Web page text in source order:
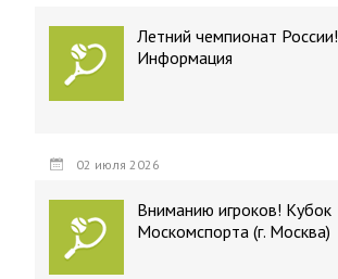
Летний чемпионат России!
Информация
02 июля 2026
Вниманию игроков! Кубок
Москомспорта (г. Москва)